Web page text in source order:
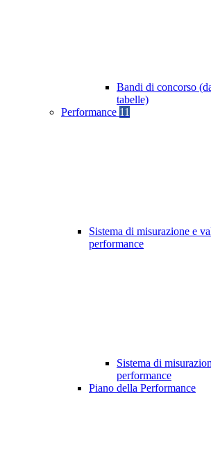
Bandi di concorso
tabelle)
Performance 11
Sistema di misurazione e
performance
Sistema di
performance
Piano della Performance